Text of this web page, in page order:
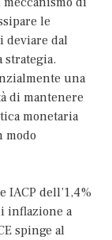
le
deviare dal
strategia.
una
di mantenere
monetaria
modo
IACP dell’1,4%
inflazione a
spinge al